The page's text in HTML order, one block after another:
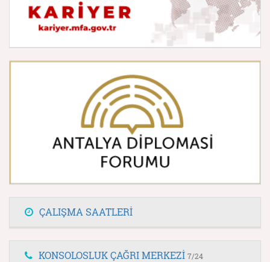
ÇALIŞMA SAATLERİ
KONSOLOSLUK ÇAĞRI MERKEZİ 7/24